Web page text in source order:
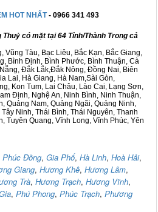
HOT NHẤT- 0966 341 493
có mặt tại 64 Tỉnh/Thành Trong cả
Vũng Tàu, Bạc Liêu, Bắc Kạn, Bắc Giang,
Bình Định, Bình Phước, Bình Thuận, Cà
Đắk Lắk,Đắk Nông, Đồng Nai, Biên
Lai, Hà Giang, Hà Nam,Sài Gòn,
Kon Tum, Lai Châu, Lào Cai, Lạng Sơn,
Định, Nghệ An, Ninh Bình, Ninh Thuận,
Quảng Nam, Quảng Ngãi, Quảng Ninh,
Ninh, Thái Bình, Thái Nguyên, Thanh
Tuyên Quang, Vĩnh Long, Vĩnh Phúc, Yên
Phúc Đồng, Gia Phố, Hà Linh, Hoà Hải,
Giang, Hương Khê, Hương Lâm,
Trà, Hương Trạch, Hương Vĩnh,
, Phú Phong, Phúc Trạch, Phương